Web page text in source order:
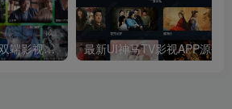
2026最新版绿豆UI9双端影视APP源码